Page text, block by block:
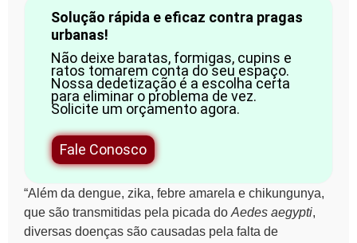
Solução rápida e eficaz contra pragas
urbanas!
Não deixe baratas, formigas, cupins e
ratos tomarem conta do seu espaço.
Nossa dedetização é a escolha certa
para eliminar o problema de vez.
Solicite um orçamento agora.
Fale Conosco
“Além da dengue, zika, febre amarela e chikungunya,
que são transmitidas pela picada do Aedes aegypti,
diversas doenças são causadas pela falta de